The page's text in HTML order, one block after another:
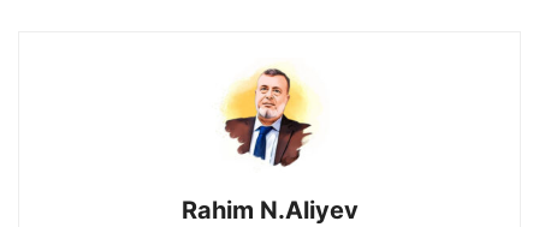
Rahim N.Aliyev